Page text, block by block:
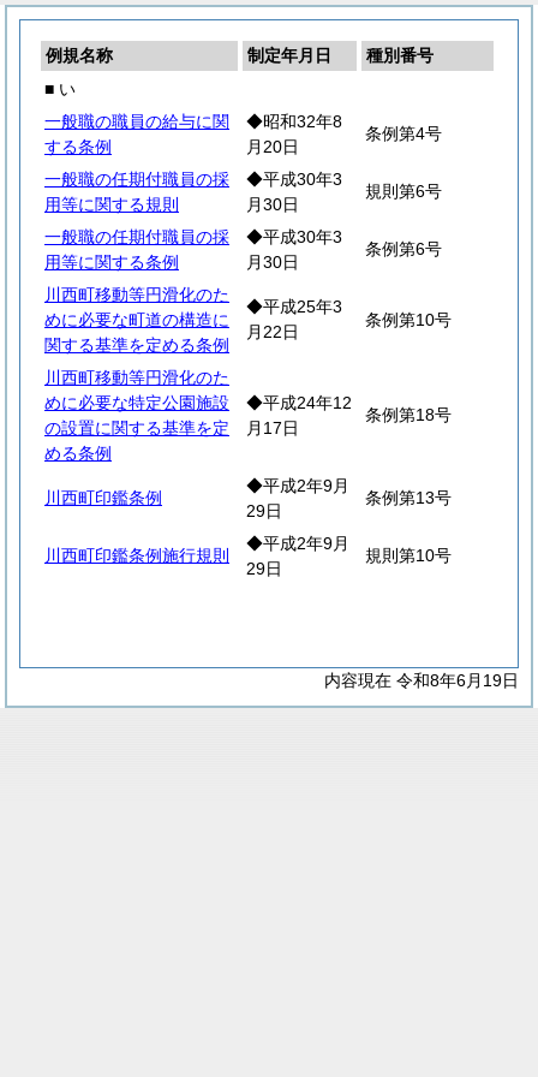
例規名称 制定年月日
種別番号
■ い
一般職の職員の給与に関
する条例
◆昭和32年8
月20日
条例第4号
一般職の任期付職員の採
用等に関する規則
◆平成30年3
月30日
規則第6号
一般職の任期付職員の採
用等に関する条例
◆平成30年3
月30日
条例第6号
川西町移動等円滑化のた
めに必要な町道の構造に
関する基準を定める条例
◆平成25年3
月22日
条例第10号
川西町移動等円滑化のた
めに必要な特定公園施設
の設置に関する基準を定
める条例
◆平成24年12
月17日
条例第18号
川西町印鑑条例
◆平成2年9月
29日
条例第13号
川西町印鑑条例施行規則
◆平成2年9月
29日
規則第10号
内容現在 令和8年6月19日